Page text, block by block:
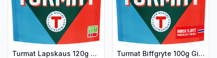
Turmat Lapskaus 120g Gilde
Turmat Biffgryte 100g Gilde